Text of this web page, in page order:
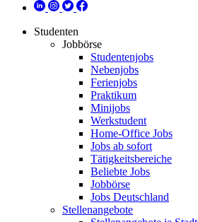
Studenten
Jobbörse
Studentenjobs
Nebenjobs
Ferienjobs
Praktikum
Minijobs
Werkstudent
Home-Office Jobs
Jobs ab sofort
Tätigkeitsbereiche
Beliebte Jobs
Jobbörse
Jobs Deutschland
Stellenangebote